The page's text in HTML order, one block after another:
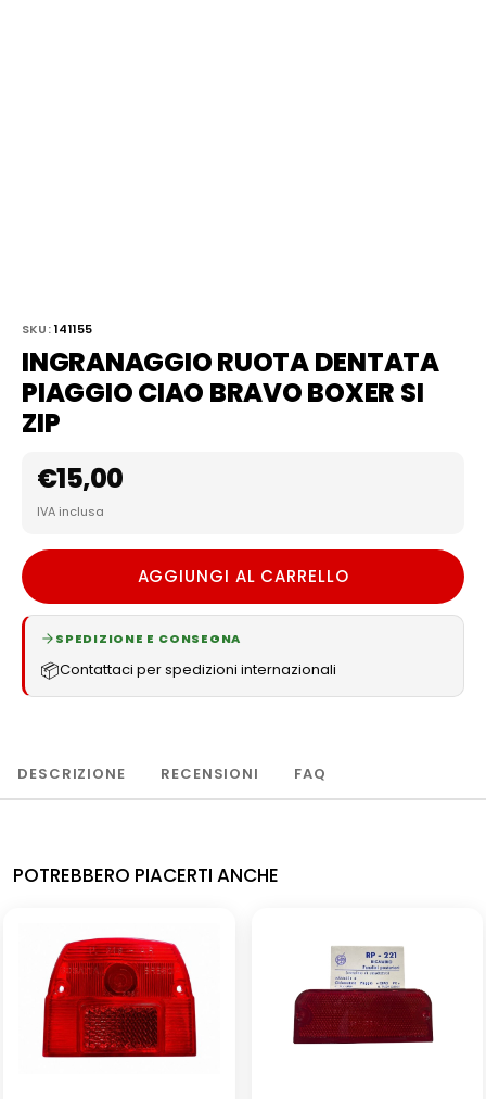
SKU: 141155
INGRANAGGIO RUOTA DENTATA
PIAGGIO CIAO BRAVO BOXER SI
ZIP
€15,00
IVA inclusa
AGGIUNGI AL CARRELLO
SPEDIZIONE E CONSEGNA
📦Contattaci per spedizioni internazionali
DESCRIZIONE RECENSIONI FAQ
POTREBBERO PIACERTI ANCHE